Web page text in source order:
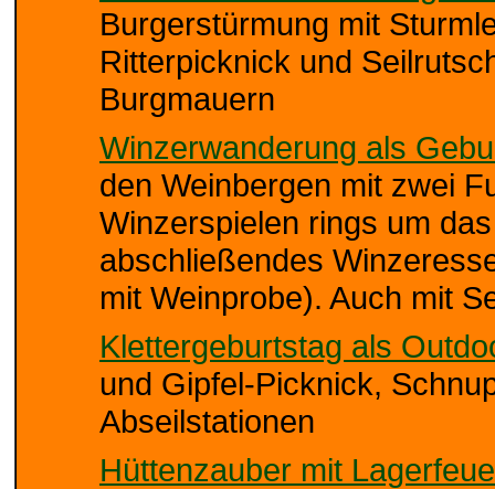
Burgerstürmung mit
Ritterpicknick und
Burgmauern
Winzerwanderung als
den Weinbergen mit zwei
Winzerspielen rings um
abschließendes
mit Weinprobe). Auch mit
Klettergeburtstag als
und Gipfel-Picknick,
Abseilstationen
Hüttenzauber mit